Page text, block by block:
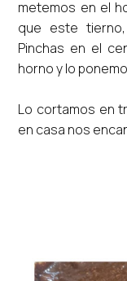
metemos en el
que este
Pinchas en el
horno y lo
Lo cortamos en
en casa nos